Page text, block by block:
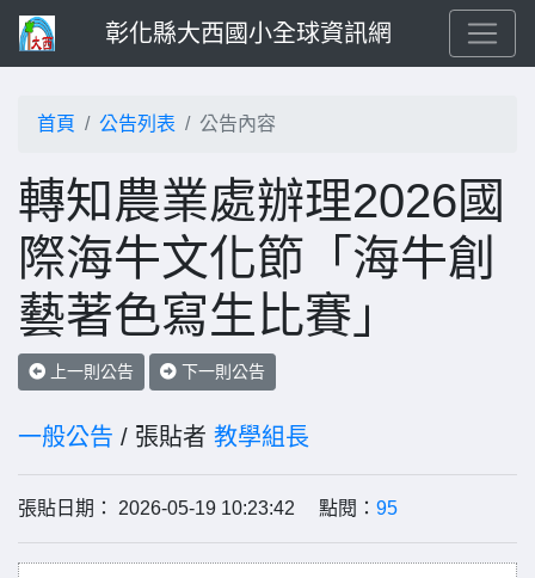
彰化縣大西國小全球資訊網
首頁 公告列表 公告內容
轉知農業處辦理2026國
際海牛文化節「海牛創
藝著色寫生比賽」
上一則公告 下一則公告
一般公告 / 張貼者 教學組長
張貼日期： 2026-05-19 10:23:42 點閱： 95